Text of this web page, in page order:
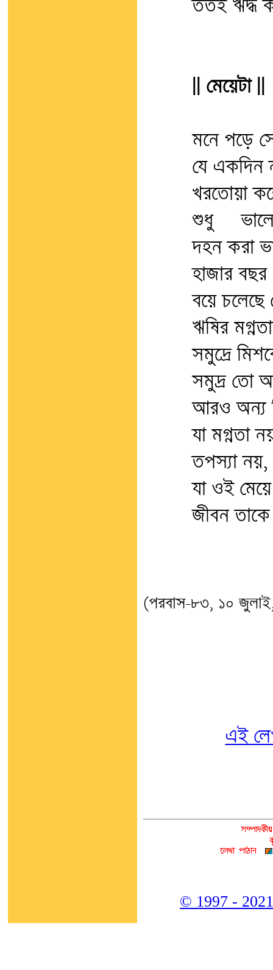
ততই ঋদ্ধ
|| মেয়েটা ||
মনে পড়ে
যে একদিন
খরতোয়া
শুধু
দহন করা
হাজার বছর
বয়ে চলেছে
ঋষির
সমুদ্রে
সমুদ্র তো
আরও অন্য
যা মগ্নতা
তপস্যা
যা ওই
জীবন
(পরবাস-৮৩, ১০
এই
© 1997 -